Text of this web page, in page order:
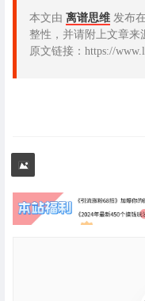
本文由 离谱思维 发布在
整性，并请附上文章来
原文链接：https://